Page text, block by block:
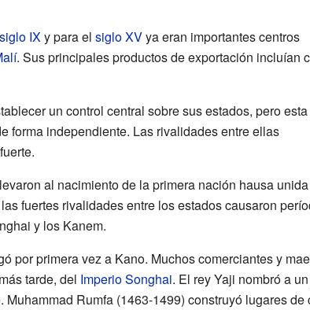
siglo IXy para el siglo XVya eran importantes centros
. Sus principales productos de exportación incluían
un control central sobre sus estados, pero
forma independiente. Las rivalidades entre ellas
al nacimiento de la primera nación hausa
fuertes rivalidades entre los estados causaron
y los Kanem.
por primera vez a Kano. Muchos comerciantes y
tarde, del Imperio Songhai. El rey Yaji nombró a
Rumfa (1463-1499) construyó lugares de